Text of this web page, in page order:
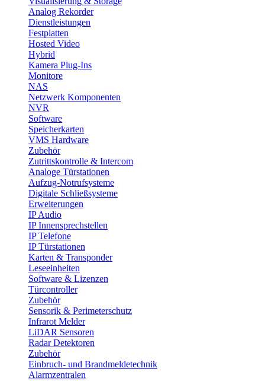
Analog Rekorder
Dienstleistungen
Festplatten
Hosted Video
Hybrid
Kamera Plug-Ins
Monitore
NAS
Netzwerk Komponenten
NVR
Software
Speicherkarten
VMS Hardware
Zubehör
Zutrittskontrolle & Intercom
Analoge Türstationen
Aufzug-Notrufsysteme
Digitale Schließsysteme
Erweiterungen
IP Audio
IP Innensprechstellen
IP Telefone
IP Türstationen
Karten & Transponder
Leseeinheiten
Software & Lizenzen
Türcontroller
Zubehör
Sensorik & Perimeterschutz
Infrarot Melder
LiDAR Sensoren
Radar Detektoren
Zubehör
Einbruch- und Brandmeldetechnik
Alarmzentralen